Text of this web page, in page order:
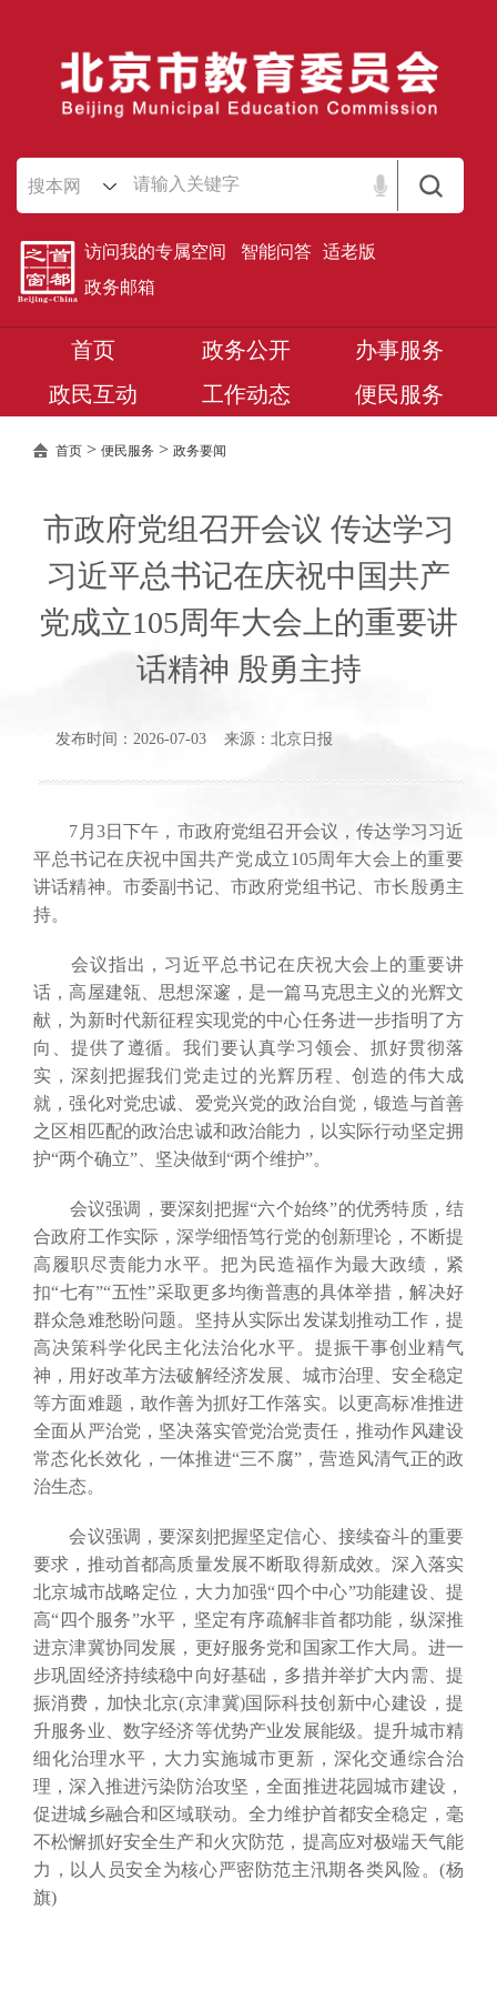
搜本网
访问我的专属空间 智能问答 适老版
政务邮箱
首页 政务公开
办事服务
政民互动
工作动态 便民服务
首页 > 便民服务 > 政务要闻
市政府党组召开会议 传达学习
习近平总书记在庆祝中国共产
党成立105周年大会上的重要讲
话精神 殷勇主持
发布时间：2026-07-03 来源：北京日报
7月3日下午，市政府党组召开会议，传达学习习近
平总书记在庆祝中国共产党成立105周年大会上的重要
讲话精神。市委副书记、市政府党组书记、市长殷勇主
持。
会议指出，习近平总书记在庆祝大会上的重要讲
话，高屋建瓴、思想深邃，是一篇马克思主义的光辉文
献，为新时代新征程实现党的中心任务进一步指明了方
向、提供了遵循。我们要认真学习领会、抓好贯彻落
实，深刻把握我们党走过的光辉历程、创造的伟大成
就，强化对党忠诚、爱党兴党的政治自觉，锻造与首善
之区相匹配的政治忠诚和政治能力，以实际行动坚定拥
护“两个确立”、坚决做到“两个维护”。
会议强调，要深刻把握“六个始终”的优秀特质，结
合政府工作实际，深学细悟笃行党的创新理论，不断提
高履职尽责能力水平。把为民造福作为最大政绩，紧
扣“七有”“五性”采取更多均衡普惠的具体举措，解决好
群众急难愁盼问题。坚持从实际出发谋划推动工作，提
高决策科学化民主化法治化水平。提振干事创业精气
神，用好改革方法破解经济发展、城市治理、安全稳定
等方面难题，敢作善为抓好工作落实。以更高标准推进
全面从严治党，坚决落实管党治党责任，推动作风建设
常态化长效化，一体推进“三不腐”，营造风清气正的政
治生态。
会议强调，要深刻把握坚定信心、接续奋斗的重要
要求，推动首都高质量发展不断取得新成效。深入落实
北京城市战略定位，大力加强“四个中心”功能建设、提
高“四个服务”水平，坚定有序疏解非首都功能，纵深推
进京津冀协同发展，更好服务党和国家工作大局。进一
步巩固经济持续稳中向好基础，多措并举扩大内需、提
振消费，加快北京(京津冀)国际科技创新中心建设，提
升服务业、数字经济等优势产业发展能级。提升城市精
细化治理水平，大力实施城市更新，深化交通综合治
理，深入推进污染防治攻坚，全面推进花园城市建设，
促进城乡融合和区域联动。全力维护首都安全稳定，毫
不松懈抓好安全生产和火灾防范，提高应对极端天气能
力，以人员安全为核心严密防范主汛期各类风险。(杨
旗)